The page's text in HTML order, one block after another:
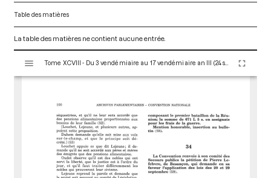
Table des matières
La table des matières ne contient aucune entrée.
s